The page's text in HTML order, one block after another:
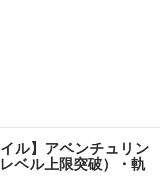
ル】アベンチュリン
ベル上限突破）・軌